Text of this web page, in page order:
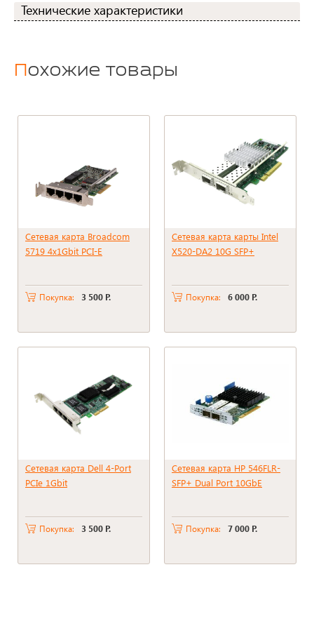
Технические характеристики
Похожие товары
Сетевая карта Broadcom
5719 4x1Gbit PCI-E
Покупка: 3 500 Р.
Сетевая карта карты Intel
X520-DA2 10G SFP+
Покупка: 6 000 Р.
Сетевая карта Dell 4-Port
PCIe 1Gbit
Покупка: 3 500 Р.
Сетевая карта HP 546FLR-
SFP+ Dual Port 10GbE
Покупка: 7 000 Р.